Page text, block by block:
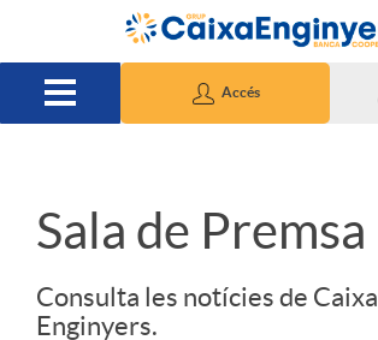
Salta al contingut principal
Accés
S
Sala de Premsa
Consulta les notícies de Caixa
Enginyers.